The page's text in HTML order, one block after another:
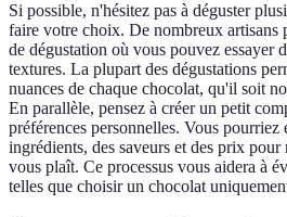
Si possible, n'hésitez pas à déguster
faire votre choix. De nombreux artisans
de dégustation où vous pouvez essayer
textures. La plupart des dégustations
nuances de chaque chocolat, qu'il soit
En parallèle, pensez à créer un petit
préférences personnelles. Vous pourriez
ingrédients, des saveurs et des prix
vous plaît. Ce processus vous aidera à
telles que choisir un chocolat